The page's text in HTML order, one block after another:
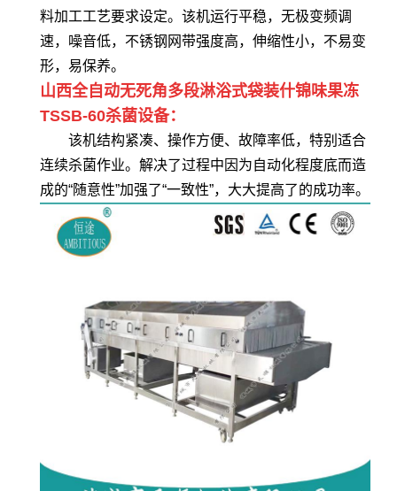
料加工工艺要求设定。该机运行平稳，无极变频调
速，噪音低，不锈钢网带强度高，伸缩性小，不易变
形，易保养。
山西全自动无死角多段淋浴式袋装什锦味果冻
TSSB-60杀菌设备：
该机结构紧凑、操作方便、故障率低，特别适合
连续杀菌作业。解决了过程中因为自动化程度底而造
成的“随意性”加强了“一致性”，大大提高了的成功率。